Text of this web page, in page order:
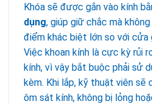
Khóa sẽ được gắn vào kính
dụng, giúp giữ chắc mà
điểm khác biệt lớn so với cửa
Việc khoan kính là cực kỳ rủi
kính, vì vậy bắt buộc phải sử
kèm. Khi lắp, kỹ thuật viên sẽ
ôm sát kính, không bị lỏng